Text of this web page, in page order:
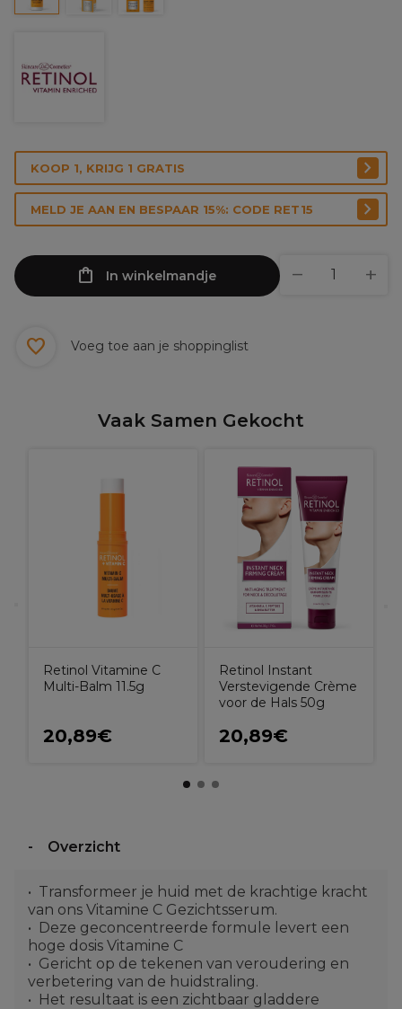
KOOP 1, KRIJG 1 GRATIS
MELD JE AAN EN BESPAAR 15%: CODE RET15
In winkelmandje
Voeg toe aan je shoppinglist
Vaak Samen Gekocht
Retinol Vitamine C
Multi-Balm 11.5g
20,89€
Retinol Instant
Verstevigende Crème
voor de Hals 50g
20,89€
Overzicht
Transformeer je huid met de krachtige kracht
van ons Vitamine C Gezichtsserum.
Deze geconcentreerde formule levert een
hoge dosis Vitamine C
Gericht op de tekenen van veroudering en
verbetering van de huidstraling.
Het resultaat is een zichtbaar gladdere